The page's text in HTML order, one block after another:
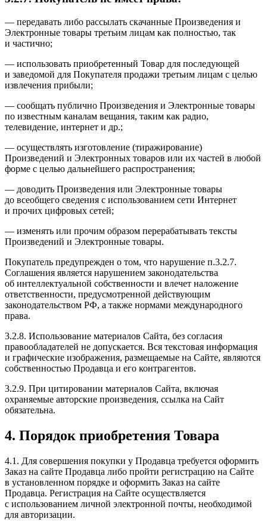
— передавать либо рассылать скачанные Произведения и
Электронные товары третьим лицам как полностью, так
и частично;
— использовать приобретенный Товар для последующей
и заведомой для Покупателя продажи третьим лицам с целью
извлечения прибыли;
— сообщать публично Произведения и Электронные товары
по известным каналам вещания, таким как радио,
телевидение, интернет и др.;
— осуществлять изготовление (тиражирование)
Произведений и Электронных товаров или их частей в любой
форме с целью дальнейшего распространения;
— доводить Произведения или Электронные товары
до всеобщего сведения с использованием сети Интернет
и прочих цифровых сетей;
— изменять или прочим образом перерабатывать тексты
Произведений и Электронные товары.
Покупатель предупрежден о том, что нарушение п.3.2.7.
Соглашения является нарушением законодательства
об интеллектуальной собственности и влечет наложение
ответственности, предусмотренной действующим
законодательством РФ, а также нормами международного
права.
3.2.8. Использование материалов Сайта, без согласия
правообладателей не допускается. Вся текстовая информация
и графические изображения, размещаемые на Сайте, являются
собственностью Продавца и его контрагентов.
3.2.9. При цитировании материалов Сайта, включая
охраняемые авторские произведения, ссылка на Сайт
обязательна.
4. Порядок приобретения Товара
4.1. Для совершения покупки у Продавца требуется оформить
Заказ на сайте Продавца либо пройти регистрацию на Сайте
в установленном порядке и оформить Заказ на сайте
Продавца. Регистрация на Сайте осуществляется
с использованием личной электронной почты, необходимой
для авторизации.